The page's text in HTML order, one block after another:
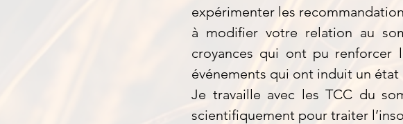
expérimenter les
à modifier votre relation au
croyances qui ont pu renforcer
événements qui ont induit un
Je travaille avec les TCC du
scientifiquement pour traiter